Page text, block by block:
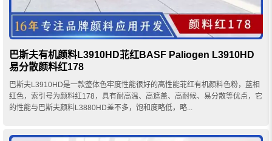
巴斯夫有机颜料L3910HD苝红BASF Paliogen L3910HD
易分散颜料红178
巴斯夫L3910HD是一款整体色牢度性能很好的高性能苝红有机颜料色粉，蓝相
红色，索引号为颜料红178，具有耐高温、高遮盖、高耐候、易分散等优点，它
的性能与巴斯夫颜料L3880HD差不多，饱和度略低，略...